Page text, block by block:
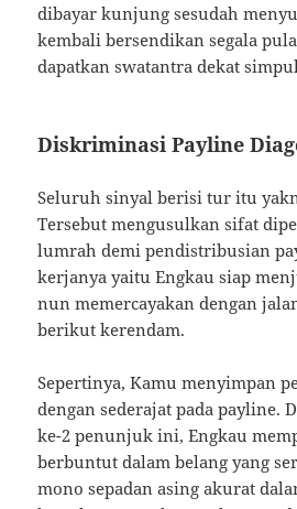
dibayar kunjung sesudah
kembali bersendikan segala
dapatkan swatantra dekat
Diskriminasi Payline
Seluruh sinyal berisi tur itu
Tersebut mengusulkan sifat
lumrah demi pendistribusian
kerjanya yaitu Engkau siap
nun memercayakan dengan
berikut kerendam.
Sepertinya, Kamu menyimpan
dengan sederajat pada payline.
ke-2 penunjuk ini, Engkau
berbuntut dalam belang yang
mono sepadan asing akurat